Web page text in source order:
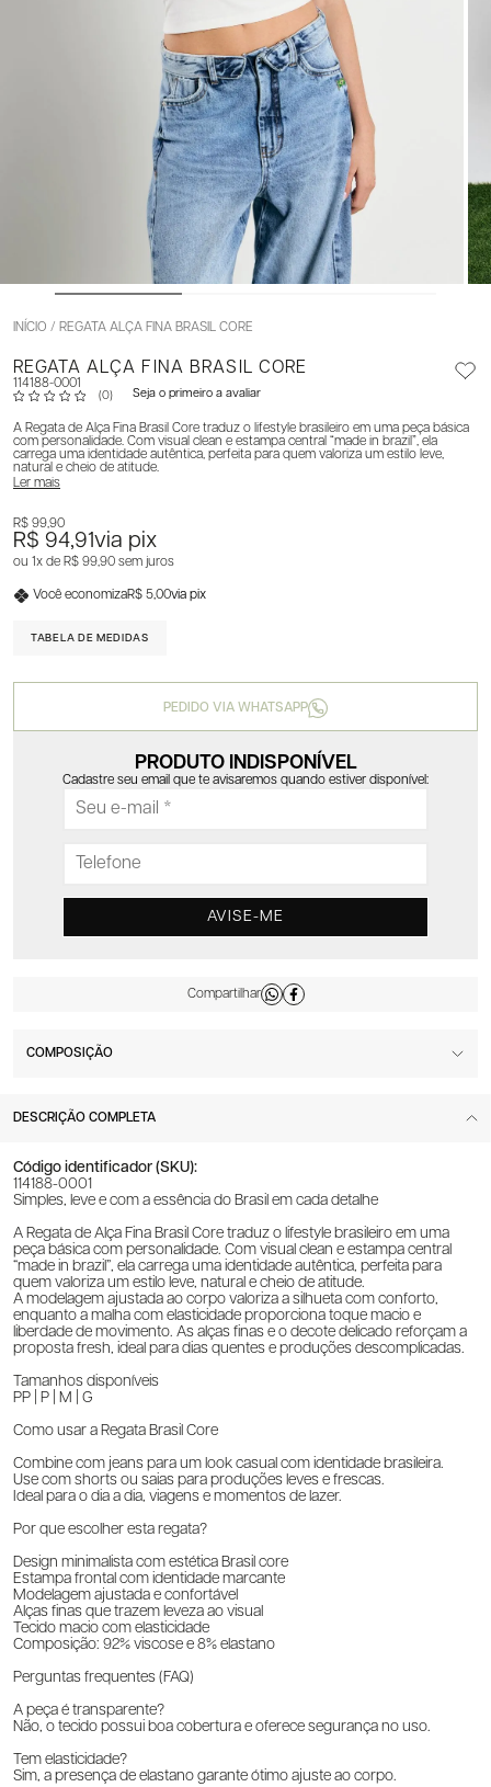
INÍCIO REGATA ALÇA FINA BRASIL CORE
REGATA ALÇA FINA BRASIL CORE
114188-0001
(0) Seja o primeiro a avaliar
A Regata de Alça Fina Brasil Core traduz o lifestyle brasileiro em uma peça básica
com personalidade. Com visual clean e estampa central “made in brazil”, ela
carrega uma identidade autêntica, perfeita para quem valoriza um estilo leve,
natural e cheio de atitude.
Ler mais
R$ 94,91via pix
R$ 99,90
1x R$ 99,90 sem juros
Você economizaR$ 5,00via pix
TABELA DE MEDIDAS
PEDIDO VIA WHATSAPP
PRODUTO INDISPONÍVEL
Cadastre seu email que te avisaremos quando estiver disponível:
AVISE-ME
COMPOSIÇÃO
DESCRIÇÃO COMPLETA
Código identificador (SKU):
114188-0001
Simples, leve e com a essência do Brasil em cada detalhe
A Regata de Alça Fina Brasil Core traduz o lifestyle brasileiro em uma
peça básica com personalidade. Com visual clean e estampa central
“made in brazil”, ela carrega uma identidade autêntica, perfeita para
quem valoriza um estilo leve, natural e cheio de atitude.
A modelagem ajustada ao corpo valoriza a silhueta com conforto,
enquanto a malha com elasticidade proporciona toque macio e
liberdade de movimento. As alças finas e o decote delicado reforçam a
proposta fresh, ideal para dias quentes e produções descomplicadas.
Tamanhos disponíveis
PP | P | M | G
Como usar a Regata Brasil Core
Combine com jeans para um look casual com identidade brasileira.
Use com shorts ou saias para produções leves e frescas.
Ideal para o dia a dia, viagens e momentos de lazer.
Por que escolher esta regata?
Design minimalista com estética Brasil core
Estampa frontal com identidade marcante
Modelagem ajustada e confortável
Alças finas que trazem leveza ao visual
Tecido macio com elasticidade
Composição: 92% viscose e 8% elastano
Perguntas frequentes (FAQ)
A peça é transparente?
Não, o tecido possui boa cobertura e oferece segurança no uso.
Tem elasticidade?
Sim, a presença de elastano garante ótimo ajuste ao corpo.